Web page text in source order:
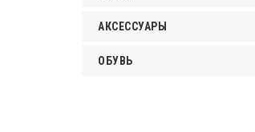
АКСЕССУАРЫ
ОБУВЬ